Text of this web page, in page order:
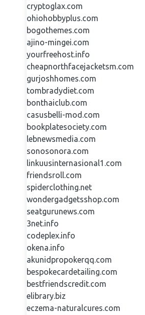
cryptoglax.com
ohiohobbyplus.com
bogothemes.com
ajino-mingei.com
yourfreehost.info
cheapnorthfacejacketsm.com
gurjoshhomes.com
tombradydiet.com
bonthaiclub.com
casusbelli-mod.com
bookplatesociety.com
lebnewsmedia.com
sonosonora.com
linkuusinternasional1.com
friendsroll.com
spiderclothing.net
wondergadgetsshop.com
seatgurunews.com
3net.info
codeplex.info
okena.info
akunidpropokerqq.com
bespokecardetailing.com
bestfriendscredit.com
elibrary.biz
eczema-naturalcures.com